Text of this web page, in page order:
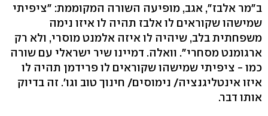
ב"מר אלבז", אגב, מופיעה השורה המקוממת: "ציפיתי
שמישהו שקוראים לו אלבז תהיה לו איזו נימה
משפחתית בלב, שיהיה לו איזה אלמנט מוסרי, ולא רק
ארגומנט מסחרי". וואלה. דמיינו שיר ישראלי עם שורה
כמו - ציפיתי שמישהו שקוראים לו פרידמן תהיה לו
איזו אינטליגנציה/ נימוסים/ חינוך טוב וגו'. זה בדיוק
אותו דבר.